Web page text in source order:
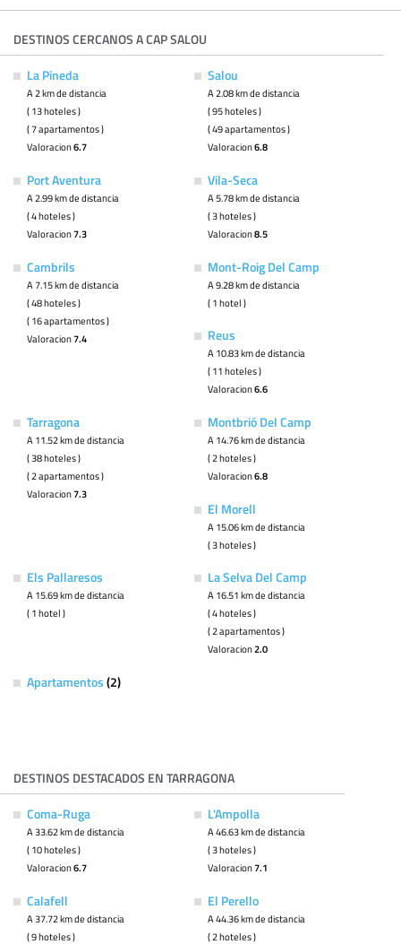
DESTINOS CERCANOS A CAP SALOU
La Pineda
A 2 km de distancia
( 13 hoteles )
( 7 apartamentos )
Valoracion6.7
Salou
A 2.08 km de distancia
( 95 hoteles )
( 49 apartamentos )
Valoracion6.8
Port Aventura
A 2.99 km de distancia
( 4 hoteles )
Valoracion7.3
Vila-Seca
A 5.78 km de distancia
( 3 hoteles )
Valoracion8.5
Cambrils
A 7.15 km de distancia
( 48 hoteles )
( 16 apartamentos )
Valoracion7.4
Mont-Roig Del Camp
A 9.28 km de distancia
( 1 hotel )
Reus
A 10.83 km de distancia
( 11 hoteles )
Valoracion6.6
Tarragona
A 11.52 km de distancia
( 38 hoteles )
( 2 apartamentos )
Valoracion7.3
Montbrió Del Camp
A 14.76 km de distancia
( 2 hoteles )
Valoracion6.8
El Morell
A 15.06 km de distancia
( 3 hoteles )
Els Pallaresos
A 15.69 km de distancia
( 1 hotel )
La Selva Del Camp
A 16.51 km de distancia
( 4 hoteles )
( 2 apartamentos )
Valoracion2.0
Apartamentos (2)
DESTINOS DESTACADOS EN TARRAGONA
Coma-Ruga
A 33.62 km de distancia
( 10 hoteles )
Valoracion6.7
L'Ampolla
A 46.63 km de distancia
( 3 hoteles )
Valoracion7.1
Calafell
A 37.72 km de distancia
( 9 hoteles )
El Perello
A 44.36 km de distancia
( 2 hoteles )